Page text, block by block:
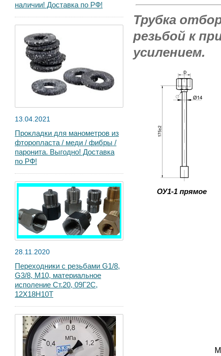
наличии! Доставка по РФ!
13.04.2021
Прокладки для манометров из
фторопласта / меди / фибры /
паронита. Выгодно! Доставка
по РФ!
28.11.2020
Переходники с резьбами G1/8,
G3/8, М10, материальное
исполение Ст.20, 09Г2С,
12Х18Н10Т
Трубка
резьбой к
усилением.
ОУ1-1 прямое